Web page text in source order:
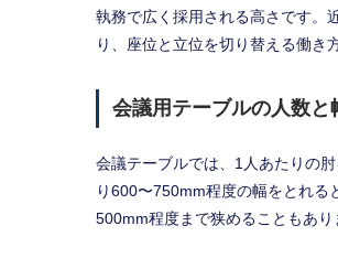
執務で広く採用される高さです。
り、座位と立位を切り替える働き
会議用テーブルの人数と
会議テーブルでは、1人あたりの
り600〜750mm程度の幅をとれる
500mm程度まで狭めることもあ